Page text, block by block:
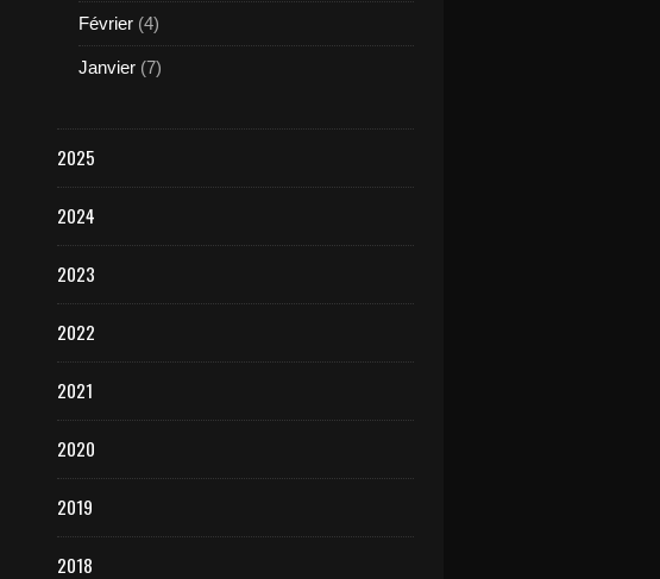
Février (4)
Janvier (7)
2025
2024
2023
2022
2021
2020
2019
2018